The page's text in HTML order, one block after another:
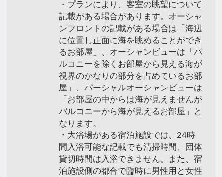
・プランにより、客室の眺望について
記載がある場合があります。オーシャ
ンフロントの記載がある場合は「海辺
に位置し正面に海を眺めることができ
るお部屋」、オーシャンビューは「バ
ルコニーを除くお部屋から見える海が
視界のかなりの部分を占めているお部
屋」、パーシャルオーシャンビューは
「お部屋の中からは海が見えませんが
バルコニーから海が見えるお部屋」と
なります。
・大浴場がある宿泊施設では、24時
間入浴可能な記載でも清掃時間、団体
貸切時間は入浴できません。また、宿
泊施設側の都合で臨時に男性用と女性